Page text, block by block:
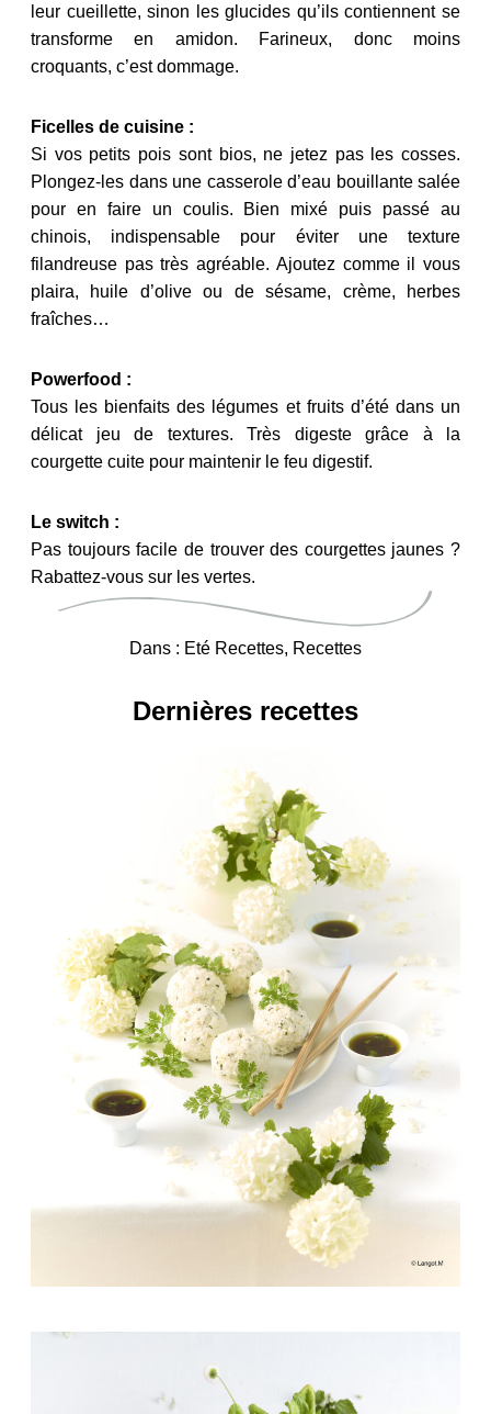
leur cueillette, sinon les glucides qu’ils contiennent se
transforme en amidon. Farineux, donc moins
croquants, c’est dommage.
Ficelles de cuisine :
Si vos petits pois sont bios, ne jetez pas les cosses.
Plongez-les dans une casserole d’eau bouillante salée
pour en faire un coulis. Bien mixé puis passé au
chinois, indispensable pour éviter une texture
filandreuse pas très agréable. Ajoutez comme il vous
plaira, huile d’olive ou de sésame, crème, herbes
fraîches…
Powerfood :
Tous les bienfaits des légumes et fruits d’été dans un
délicat jeu de textures. Très digeste grâce à la
courgette cuite pour maintenir le feu digestif.
Le switch :
Pas toujours facile de trouver des courgettes jaunes ?
Rabattez-vous sur les vertes.
Dans : Eté Recettes, Recettes
Dernières recettes